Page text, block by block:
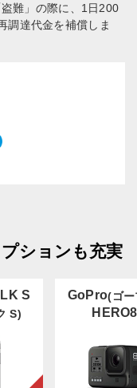
難」の際に、1日200
調達代金を補償しま
ションも充実
S
S)
GoPro(ゴ
HERO8